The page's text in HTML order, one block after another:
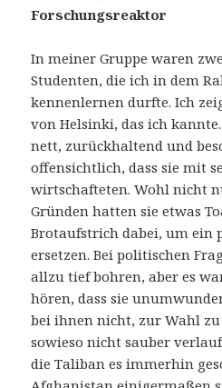
Forschungsreaktor
In meiner Gruppe waren
Studenten, die ich in dem
kennenlernen durfte. Ich
von Helsinki, das ich
nett, zurückhaltend und
offensichtlich, dass sie mit
wirtschafteten. Wohl nicht
Gründen hatten sie etwas
Brotaufstrich dabei, um ein
ersetzen. Bei politischen
allzu tief bohren, aber es
hören, dass sie
bei ihnen nicht, zur Wahl
sowieso nicht sauber
die Taliban es immerhin